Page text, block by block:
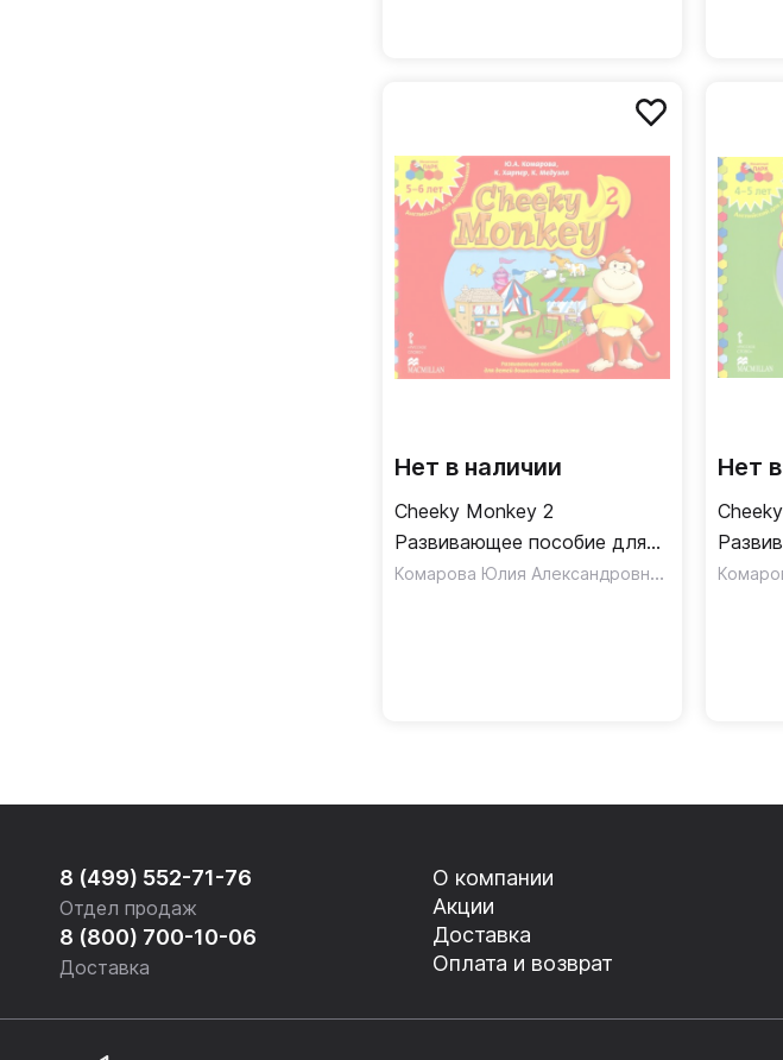
Нет в наличии
Cheeky Monkey 2
Развивающее пособие для
дошкольников Старшая
Комарова Юлия Александровна, Харпер
Нет
8 (499) 552-71-76
Отдел продаж
8 (800) 700-10-06
Доставка
О компании
Акции
Доставка
Оплата и возврат